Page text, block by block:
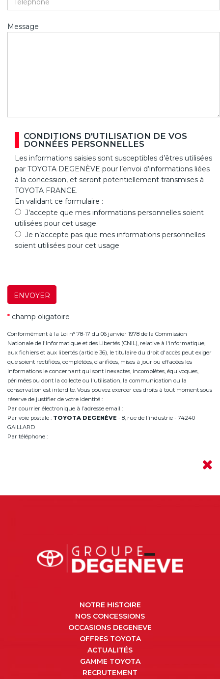
Message
CONDITIONS D'UTILISATION DE VOS
DONNÉES PERSONNELLES
Les informations saisies sont susceptibles d’êtres utilisées
par TOYOTA DEGENÈVE pour l’envoi d’informations liées
à la concession, et seront potentiellement transmises à
TOYOTA FRANCE.
En validant ce formulaire :
J’accepte que mes informations personnelles soient
utilisées pour cet usage.
Je n’accepte pas que mes informations personnelles
soient utilisées pour cet usage
ENVOYER
* champ oligatoire
Conformément à la Loi n° 78-17 du 06 janvier 1978 de la Commission
Nationale de l'Informatique et des Libertés (CNIL), relative à l'informatique,
aux fichiers et aux libertés (article 36), le titulaire du droit d'accès peut exiger
que soient rectifiées, complétées, clarifiées, mises à jour ou effacées les
informations le concernant qui sont inexactes, incomplètes, équivoques,
périmées ou dont la collecte ou l'utilisation, la communication ou la
conservation est interdite. Vous pouvez exercer ces droits à tout moment sous
réserve de justifier de votre identité :
Par courrier électronique à l’adresse email :
Par voie postale : TOYOTA DEGENÈVE - 8, rue de l'industrie - 74240
GAILLARD
Par téléphone :
NOTRE HISTOIRE
NOS CONCESSIONS
OCCASIONS DEGENEVE
OFFRES TOYOTA
ACTUALITÉS
GAMME TOYOTA
RECRUTEMENT